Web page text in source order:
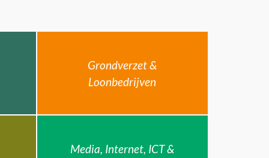
Grondverzet &
Loonbedrijven
Media, Internet, ICT &